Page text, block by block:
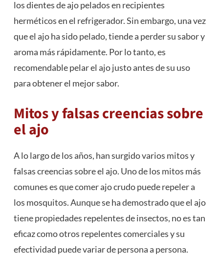
los dientes de ajo pelados en recipientes
herméticos en el refrigerador. Sin embargo, una vez
que el ajo ha sido pelado, tiende a perder su sabor y
aroma más rápidamente. Por lo tanto, es
recomendable pelar el ajo justo antes de su uso
para obtener el mejor sabor.
Mitos y falsas creencias sobre
el ajo
A lo largo de los años, han surgido varios mitos y
falsas creencias sobre el ajo. Uno de los mitos más
comunes es que comer ajo crudo puede repeler a
los mosquitos. Aunque se ha demostrado que el ajo
tiene propiedades repelentes de insectos, no es tan
eficaz como otros repelentes comerciales y su
efectividad puede variar de persona a persona.